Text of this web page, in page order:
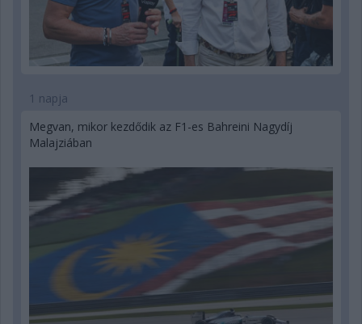
1 napja
Megvan, mikor kezdődik az F1-es Bahreini Nagydíj
Malajziában